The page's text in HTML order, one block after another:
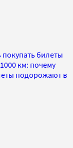
покупать билеты
км: почему
подорожают в